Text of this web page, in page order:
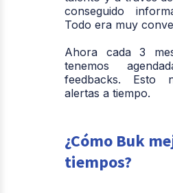
conseguido
Todo era muy
Ahora cada 3
tenemos
feedbacks. Esto
alertas a tiempo.
¿Cómo Buk
tiempos?